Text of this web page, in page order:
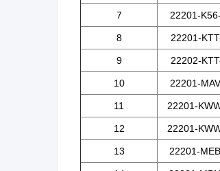
7 22201-
8 22201-
9 22202-
10 22201-
11 22201-
12 22201-
13 22201-